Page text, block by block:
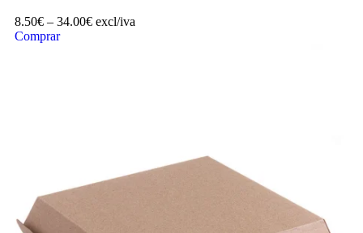
8.50€ – 34.00€ excl/iva
Comprar